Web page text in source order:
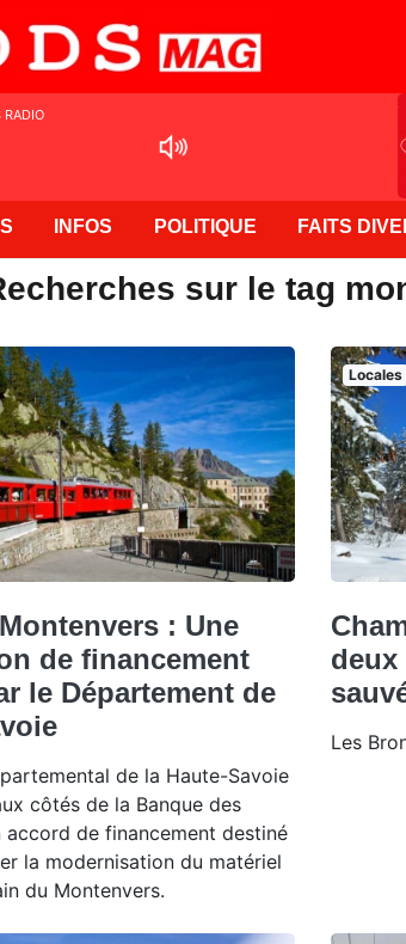
INFOS POLITIQUE FAITS
sur le tag
: Une
de financement
le Département de
de la Haute-Savoie
côtés de la Banque des
accord de financement destiné
la modernisation du matériel
du Montenvers.
Locales
Les
RADIO